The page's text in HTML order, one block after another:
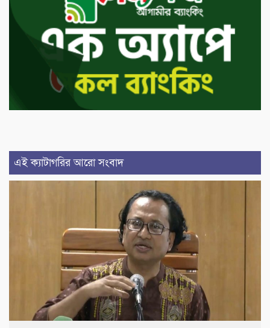
এই ক্যাটাগরির আরো সংবাদ